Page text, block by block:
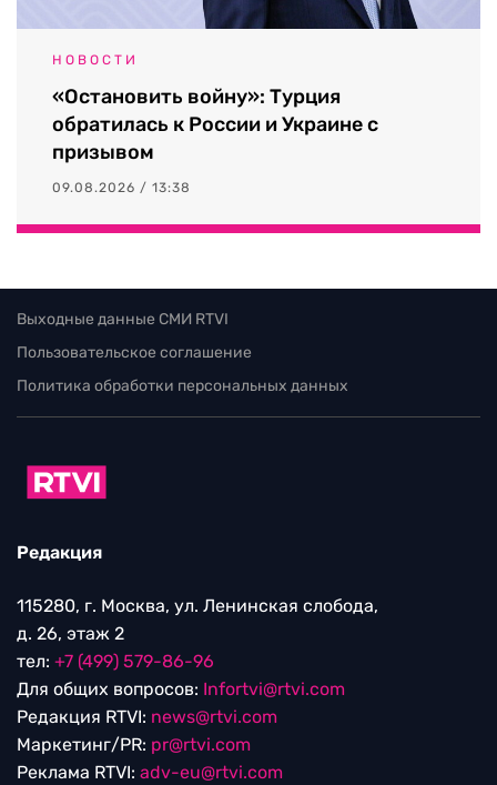
НОВОСТИ
«Остановить войну»: Турция
обратилась к России и Украине с
призывом
09.08.2026 / 13:38
Выходные данные СМИ RTVI
Пользовательское соглашение
Политика обработки персональных данных
Редакция
115280, г. Москва, ул. Ленинская слобода,
д. 26, этаж 2
тел: +7 (499) 579-86-96
Для общих вопросов: Infortvi@rtvi.com
Редакция RTVI: news@rtvi.com
Маркетинг/PR: pr@rtvi.com
Реклама RTVI: adv-eu@rtvi.com